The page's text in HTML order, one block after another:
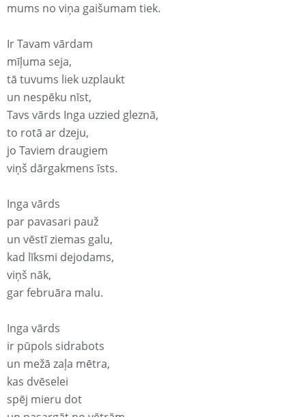
mums no viņa gaišumam tiek.
Ir Tavam vārdam
mīļuma seja,
tā tuvums liek uzplaukt
un nespēku nīst,
Tavs vārds Inga uzzied gleznā,
to rotā ar dzeju,
jo Taviem draugiem
viņš dārgakmens īsts.
Inga vārds
par pavasari pauž
un vēstī ziemas galu,
kad līksmi dejodams,
viņš nāk,
gar februāra malu.
Inga vārds
ir pūpols sidrabots
un mežā zaļa mētra,
kas dvēselei
spēj mieru dot